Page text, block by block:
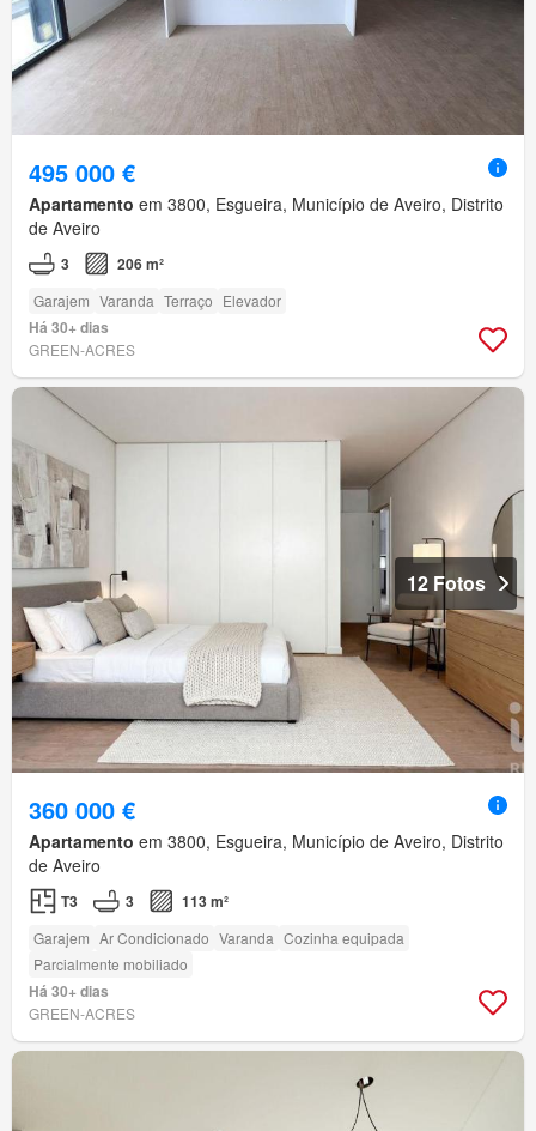
495 000 €
Apartamento em 3800, Esgueira, Município de Aveiro, Distrito
de Aveiro
3 206 m²
Garajem Varanda Terraço Elevador
Há 30+ dias
GREEN-ACRES
12 Fotos
360 000 €
Apartamento em 3800, Esgueira, Município de Aveiro, Distrito
de Aveiro
T3 3 113 m²
Garajem Ar Condicionado Varanda Cozinha equipada
Parcialmente mobiliado
Há 30+ dias
GREEN-ACRES